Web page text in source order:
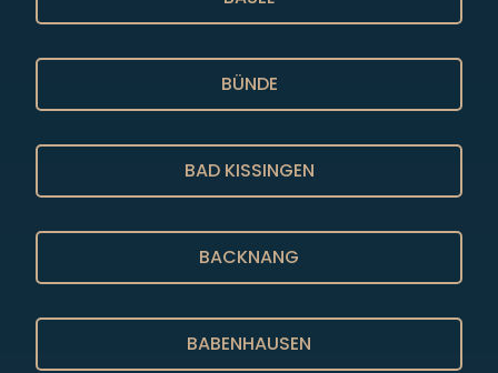
BÜNDE
BAD KISSINGEN
BACKNANG
BABENHAUSEN